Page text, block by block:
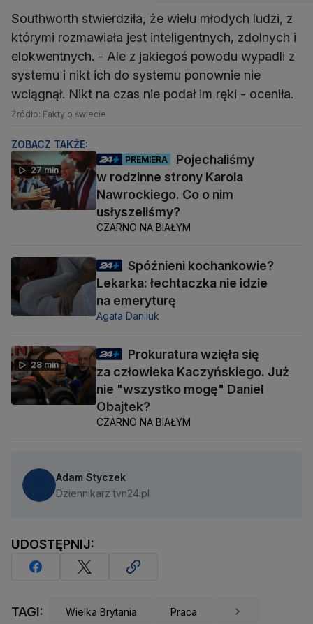
Southworth stwierdziła, że wielu młodych ludzi, z
którymi rozmawiała jest inteligentnych, zdolnych i
elokwentnych. - Ale z jakiegoś powodu wypadli z
systemu i nikt ich do systemu ponownie nie
wciągnął. Nikt na czas nie podał im ręki - oceniła.
Źródło: Fakty o świecie
ZOBACZ TAKŻE:
27 min
PREMIERA
Pojechaliśmy
w rodzinne strony Karola
Nawrockiego. Co o nim
usłyszeliśmy?
CZARNO NA BIAŁYM
Spóźnieni kochankowie?
Lekarka: łechtaczka nie idzie
na emeryturę
Agata Daniluk
28 min
Prokuratura wzięła się
za człowieka Kaczyńskiego. Już
nie "wszystko mogę" Daniel
Obajtek?
CZARNO NA BIAŁYM
Adam Styczek
Dziennikarz tvn24.pl
UDOSTĘPNIJ:
TAGI: Wielka Brytania Praca